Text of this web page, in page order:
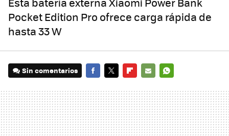
Pocket Edition Pro ofrece carga rápida de
hasta 33 W
Sin comentarios
MAIL